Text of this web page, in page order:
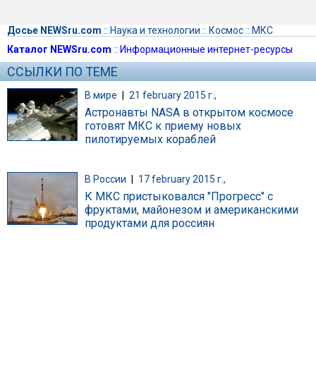
Досье NEWSru.com :: Наука и технологии :: Космос:: МКС
Каталог NEWSru.com :: Информационные интернет-ресурсы
ССЫЛКИ ПО ТЕМЕ
В мире | 21 february 2015 г.,
Астронавты NASA в открытом космосе
готовят МКС к приему новых
пилотируемых кораблей
В России 17 february 2015 г.,
К МКС пристыковался "Прогресс" с
фруктами, майонезом и американскими
продуктами для россиян